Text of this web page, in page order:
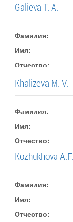
Galieva T. A.
Фамилия:
Имя:
Отчество:
Khalizeva M. V.
Фамилия:
Имя:
Отчество:
Kozhukhova A.F.
Фамилия:
Имя:
Отчество: